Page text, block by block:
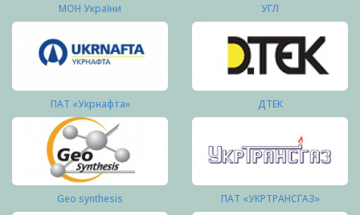
МОН України УГЛ
ПАТ «Укрнафта» ДТЕК
Geo synthesis ПАТ «УКРТРАНСГАЗ»